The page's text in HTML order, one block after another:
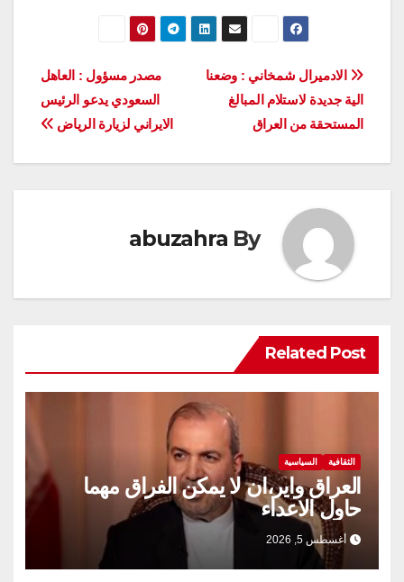
تصفّح
المقالات
مصدر مسؤول : العاهل
السعودي يدعو الرئيس
الايراني لزيارة الرياض
الادميرال شمخاني : وضعنا
الية جديدة لاستلام المبالغ
المستحقة من العراق
By
abuzahra
Related Post
الثقافية السياسية
العراق واير،ان لا يمكن الفراق مهما
حاول الاعداء
أغسطس 5, 2026